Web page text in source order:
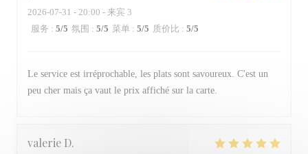
2026-07-31 - 20:00 - 来宾 3
服务 : 5/5 氛围 : 5/5 菜单 : 5/5 质价比 : 5/5
Le service est irréprochable, les plats sont savoureux. C'est un
peu cher mais ça vaut le prix affiché sur la carte.
valerie D